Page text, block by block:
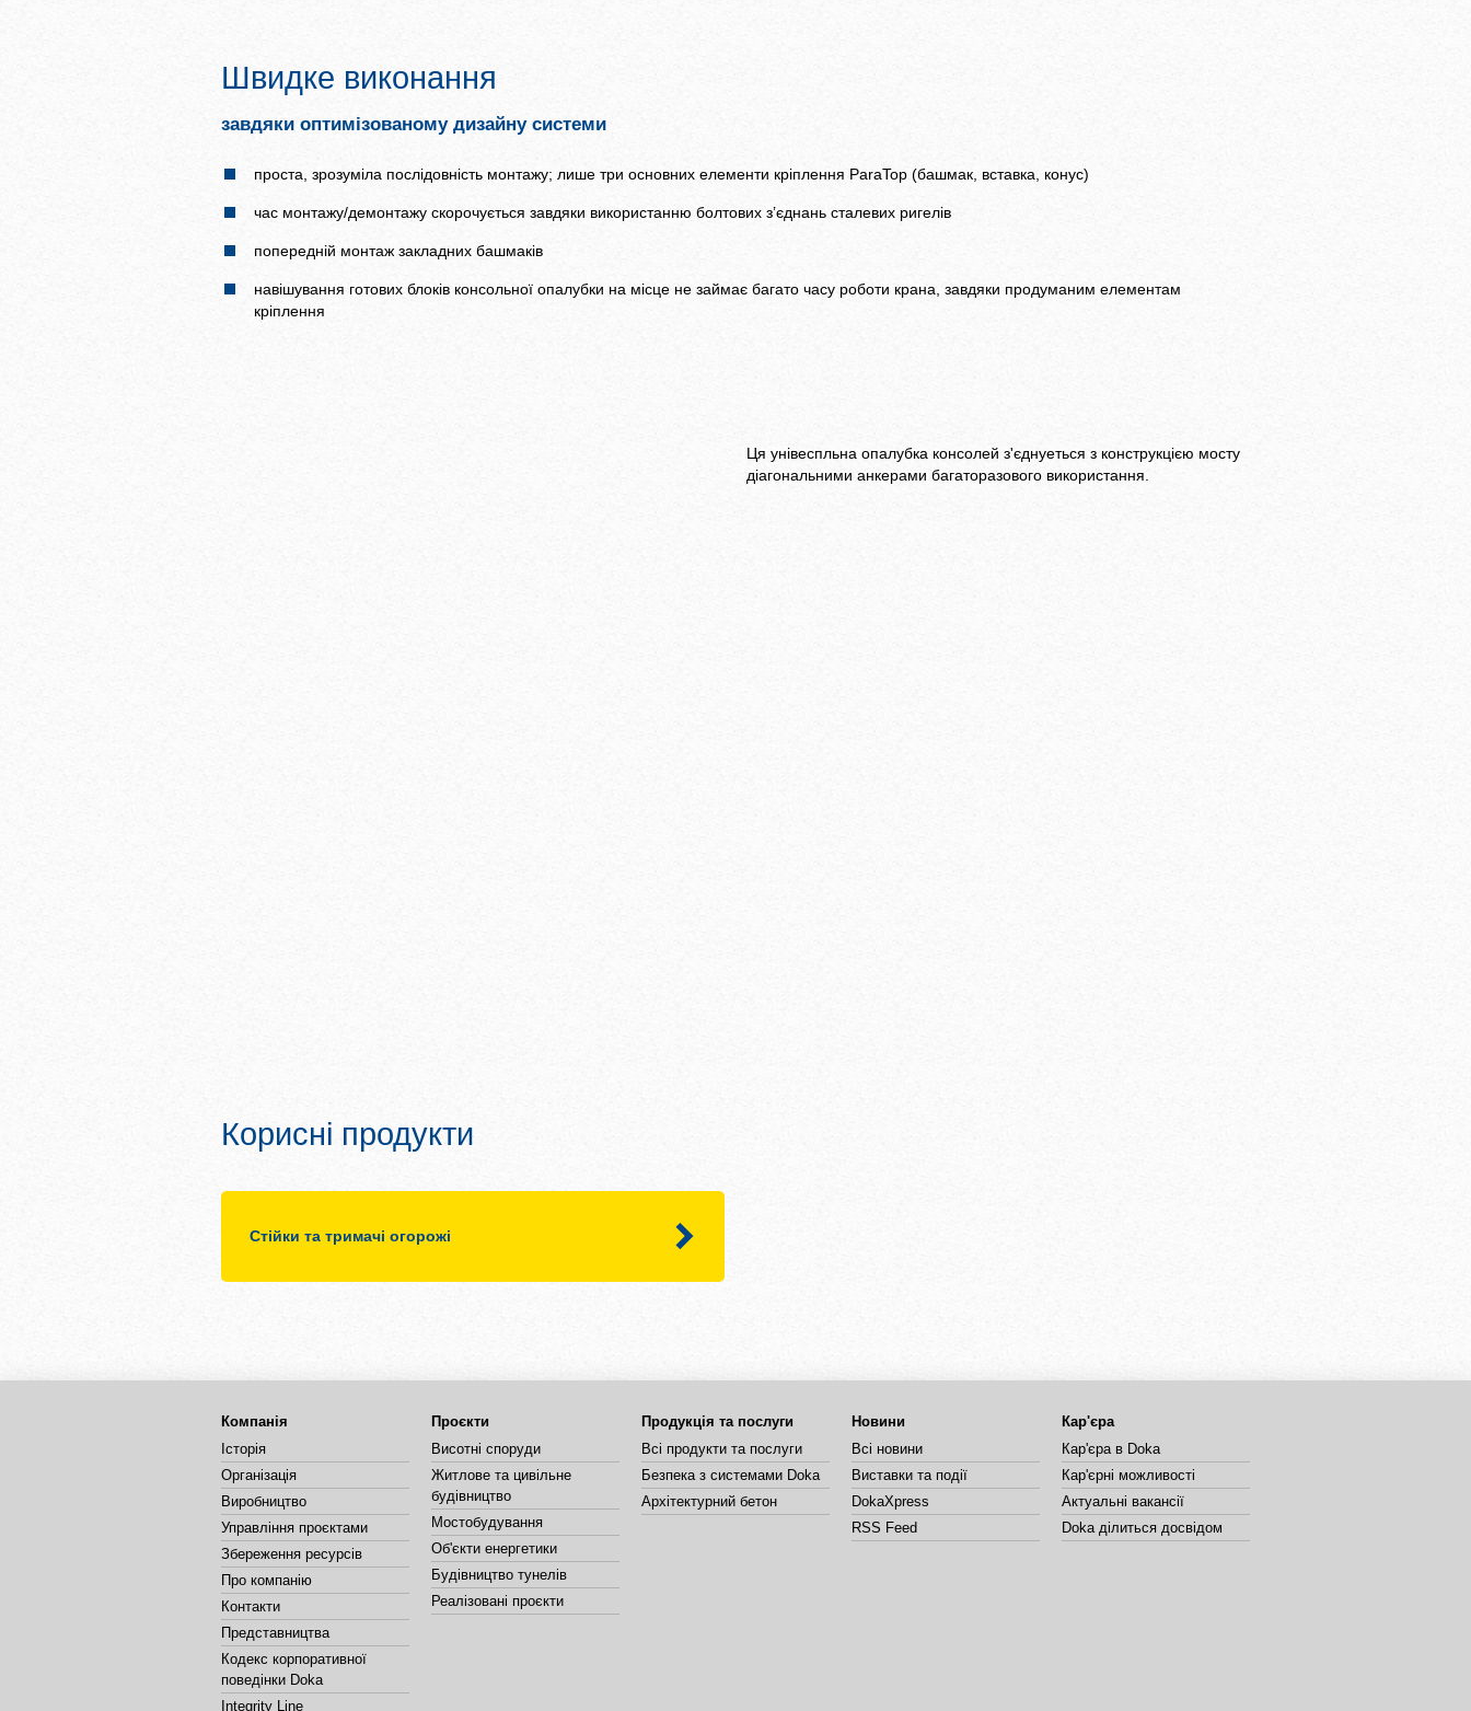
Швидке виконання
завдяки оптимізованому дизайну системи
проста, зрозуміла послідовність монтажу; лише три основних елементи кріплення Para­Top (башмак, вставка, конус)
час монтажу/демонтажу скорочується завдяки використанню болтових з’єднань сталевих ригелів
попередній монтаж закладних башмаків
навішування готових блоків консольної опалубки на місце не займає багато часу роботи крана, завдяки продуманим елементам
кріплення
Ця унівеспльна опалубка консолей з'єднуеться з конструкцією мосту
діагональними анкерами багаторазового використання.
Корисні продукти
Стійки та тримачі огорожі
Компанія
Історія
Організація
Виробництво
Управління проєктами
Збереження ресурсів
Про компанію
Контакти
Представництва
Кодекс корпоративної
поведінки Doka
Integrity Line
Проєкти
Висотні споруди
Житлове та цивільне
будівництво
Мостобудування
Об'єкти енергетики
Будівництво тунелів
Реалізовані проєкти
Продукція та послуги
Всі продукти та послуги
Безпека з системами Doka
Архітектурний бетон
Новини
Всі новини
Виставки та події
DokaXpress
RSS Feed
Кар'єра
Кар'єра в Doka
Кар'єрні можливості
Актуальні вакансії
Doka ділиться досвідом